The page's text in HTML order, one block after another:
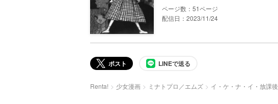
51
配信日：2023/11/24
ポスト LINEで送る
Renta! 少女漫画 ミナトプロ／エムズ イ・ケ・ナ・イ・放課後